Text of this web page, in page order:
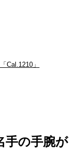
Cal.1210」
手の手腕が